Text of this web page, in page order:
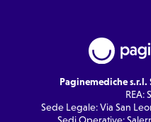
Paginemediche s.r.l.
REA:
Sede Legale: Via San
Sedi Operative: